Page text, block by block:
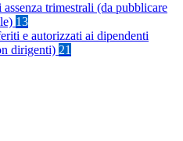
assenza trimestrali (da pubblicare
13
e autorizzati ai dipendenti
dirigenti) 21